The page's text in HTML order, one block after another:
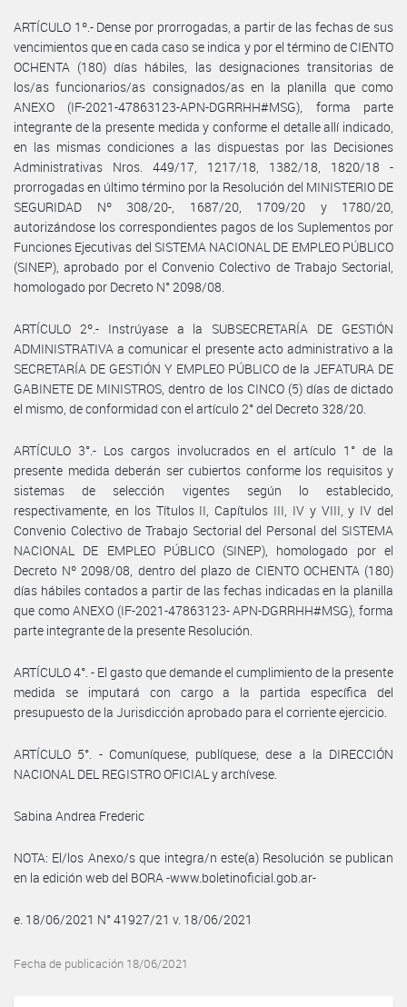
ARTÍCULO 1º.- Dense por prorrogadas, a partir de las fechas de sus
vencimientos que en cada caso se indica y por el término de CIENTO
OCHENTA (180) días hábiles, las designaciones transitorias de
los/as funcionarios/as consignados/as en la planilla que como
ANEXO (IF-2021-47863123-APN-DGRRHH#MSG), forma parte
integrante de la presente medida y conforme el detalle allí indicado,
en las mismas condiciones a las dispuestas por las Decisiones
Administrativas Nros. 449/17, 1217/18, 1382/18, 1820/18 -
prorrogadas en último término por la Resolución del MINISTERIO DE
SEGURIDAD Nº 308/20-, 1687/20, 1709/20 y 1780/20,
autorizándose los correspondientes pagos de los Suplementos por
Funciones Ejecutivas del SISTEMA NACIONAL DE EMPLEO PÚBLICO
(SINEP), aprobado por el Convenio Colectivo de Trabajo Sectorial,
homologado por Decreto N° 2098/08.
ARTÍCULO 2º.- Instrúyase a la SUBSECRETARÍA DE GESTIÓN
ADMINISTRATIVA a comunicar el presente acto administrativo a la
SECRETARÍA DE GESTIÓN Y EMPLEO PÚBLICO de la JEFATURA DE
GABINETE DE MINISTROS, dentro de los CINCO (5) días de dictado
el mismo, de conformidad con el artículo 2° del Decreto 328/20.
ARTÍCULO 3°.- Los cargos involucrados en el artículo 1° de la
presente medida deberán ser cubiertos conforme los requisitos y
sistemas de selección vigentes según lo establecido,
respectivamente, en los Títulos II, Capítulos III, IV y VIII, y IV del
Convenio Colectivo de Trabajo Sectorial del Personal del SISTEMA
NACIONAL DE EMPLEO PÚBLICO (SINEP), homologado por el
Decreto Nº 2098/08, dentro del plazo de CIENTO OCHENTA (180)
días hábiles contados a partir de las fechas indicadas en la planilla
que como ANEXO (IF-2021-47863123- APN-DGRRHH#MSG), forma
parte integrante de la presente Resolución.
ARTÍCULO 4°. - El gasto que demande el cumplimiento de la presente
medida se imputará con cargo a la partida específica del
presupuesto de la Jurisdicción aprobado para el corriente ejercicio.
ARTÍCULO 5°. - Comuníquese, publíquese, dese a la DIRECCIÓN
NACIONAL DEL REGISTRO OFICIAL y archívese.
Sabina Andrea Frederic
NOTA: El/los Anexo/s que integra/n este(a) Resolución se publican
en la edición web del BORA -www.boletinoficial.gob.ar-
e. 18/06/2021 N° 41927/21 v. 18/06/2021
Fecha de publicación 18/06/2021